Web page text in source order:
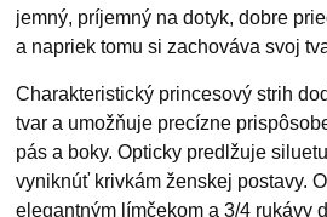
jemný, príjemný na dotyk, dobre
a napriek tomu si zachováva svoj
Charakteristický princesový strih
tvar a umožňuje precízne
pás a boky. Opticky predlžuje
vyniknúť krivkám ženskej postavy.
elegantným límčekom a 3/4 rukávy